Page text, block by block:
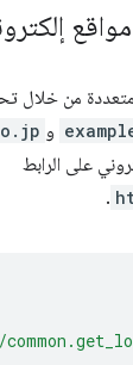
متعددة من
و
.